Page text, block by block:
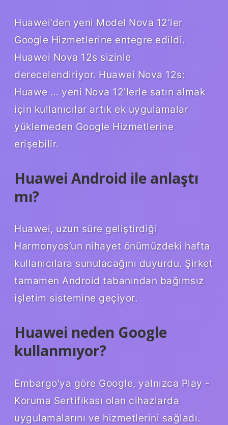
Huawei’den yeni Model Nova 12’ler
Google Hizmetlerine entegre edildi.
Huawei Nova 12s sizinle
derecelendiriyor. Huawei Nova 12s:
Huawe … yeni Nova 12’lerle satın almak
için kullanıcılar artık ek uygulamalar
yüklemeden Google Hizmetlerine
erişebilir.
Huawei Android ile anlaştı
mı?
Huawei, uzun süre geliştirdiği
Harmonyos’un nihayet önümüzdeki hafta
kullanıcılara sunulacağını duyurdu. Şirket
tamamen Android tabanından bağımsız
işletim sistemine geçiyor.
Huawei neden Google
kullanmıyor?
Embargo’ya göre Google, yalnızca Play -
Koruma Sertifikası olan cihazlarda
uygulamalarını ve hizmetlerini sağladı.